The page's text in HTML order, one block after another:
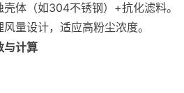
体（如304不锈钢）+抗化滤料。
量设计，适应高粉尘浓度。
与计算